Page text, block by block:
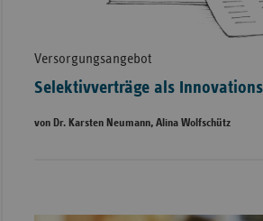
Versorgungsangebot
Selektivverträge als
von Dr. Karsten Neumann, Alina Wolfschütz